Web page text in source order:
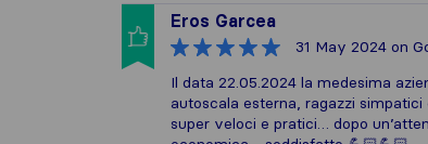
Eros Garcea
31 May 2024 on
Il data 22.05.2024 la medesima
autoscala esterna, ragazzi
super veloci e pratici… dopo